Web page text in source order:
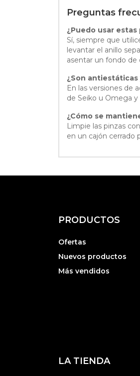
Preguntas
¿Puedo usar
Sí, siempre que
levantar el anillo
asentar un fondo de
¿Son
En las versiones de
de Seiko u Omega
¿Cómo se
Limpie las pinzas
en un cajón cerrado
PRODUCTOS
Ofertas
Nuevos productos
Más vendidos
LA TIENDA